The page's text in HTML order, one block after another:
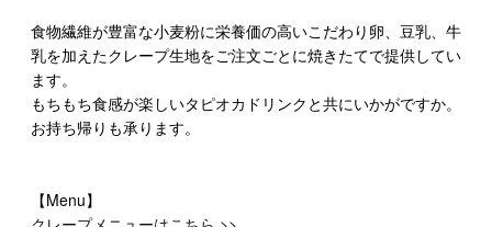
食物繊維が豊富な小麦粉に栄養価の高いこだわり卵、豆乳、牛
乳を加えたクレープ生地をご注文ごとに焼きたてで提供してい
ます。
もちもち食感が楽しいタピオカドリンクと共にいかがですか。
お持ち帰りも承ります。
【Menu】